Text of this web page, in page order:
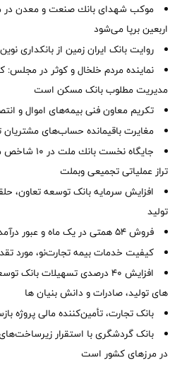
موكب شهدای بانك صنعت و معدن در
اربعین برپا می‌شود
روایت بانک ایران زمین از بانکداری
مدیریت مطلوب بانک مسکن است
تکریم معاون فنی بیمه‌های اموال و
مغایرت‌ باقیمانده حساب‌های مشتریان تا ۱۷ مرداد برطرف
تراز عملیاتی تجمیعی وبملت
افزایش سرمایه بانک توسعه تعاون،
تولید
فروش 54 همتی در یک ماه و عبور درآمد سه‌ماهه از 81 همت
کیفیت خدمات بیمه تجارت‌نو، مورد
افزایش 40 درصدی تسهیلات
های تولید، صادرات و دانش بنیان ها
بانک تجارت، تأمین‌کننده مالی پروژه بازسازی
بانک گردشگری با استقرار زیرساخت‌های
در مرزهای کشور است